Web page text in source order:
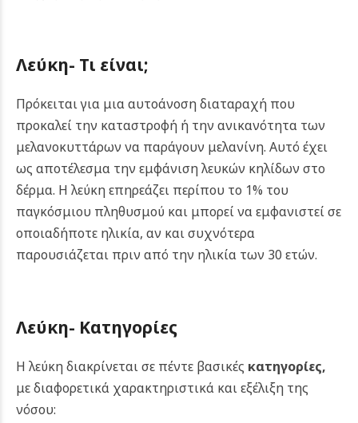
Λεύκη- Τι είναι;
Πρόκειται για μια αυτοάνοση διαταραχή που
προκαλεί την καταστροφή ή την ανικανότητα των
μελανοκυττάρων να παράγουν μελανίνη. Αυτό έχει
ως αποτέλεσμα την εμφάνιση λευκών κηλίδων στο
δέρμα. Η λεύκη επηρεάζει περίπου το 1% του
παγκόσμιου πληθυσμού και μπορεί να εμφανιστεί σε
οποιαδήποτε ηλικία, αν και συχνότερα
παρουσιάζεται πριν από την ηλικία των 30 ετών.
Λεύκη- Κατηγορίες
Η λεύκη διακρίνεται σε πέντε βασικές κατηγορίες,
με διαφορετικά χαρακτηριστικά και εξέλιξη της
νόσου: